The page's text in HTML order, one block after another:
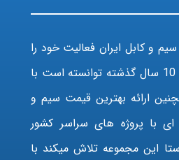
سیم و کابل ایران فعالیت خود را
آغاز کرده است در طول 10 سال گذشته توانسته است با
ارائه بهترین قیمت سیم و
با پروژه های سراسر کشور
این مجموعه تلاش میکند با